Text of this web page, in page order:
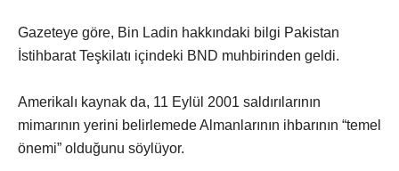
Gazeteye göre, Bin Ladin hakkındaki bilgi Pakistan
İstihbarat Teşkilatı içindeki BND muhbirinden geldi.
Amerikalı kaynak da, 11 Eylül 2001 saldırılarının
mimarının yerini belirlemede Almanlarının ihbarının “temel
önemi” olduğunu söylüyor.